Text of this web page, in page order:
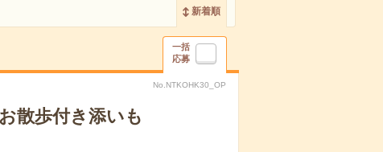
新着順
一括
応募
No.NTKOHK30_OP
散歩付き添いも